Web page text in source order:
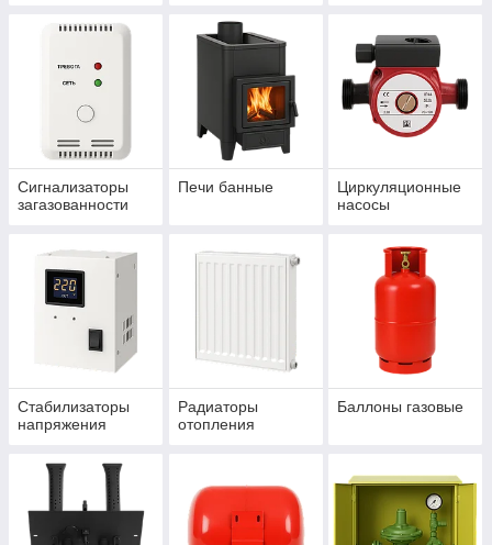
Сигнализаторы
загазованности
Печи банные
Циркуляционные
насосы
Стабилизаторы
напряжения
Радиаторы
отопления
Баллоны газовые